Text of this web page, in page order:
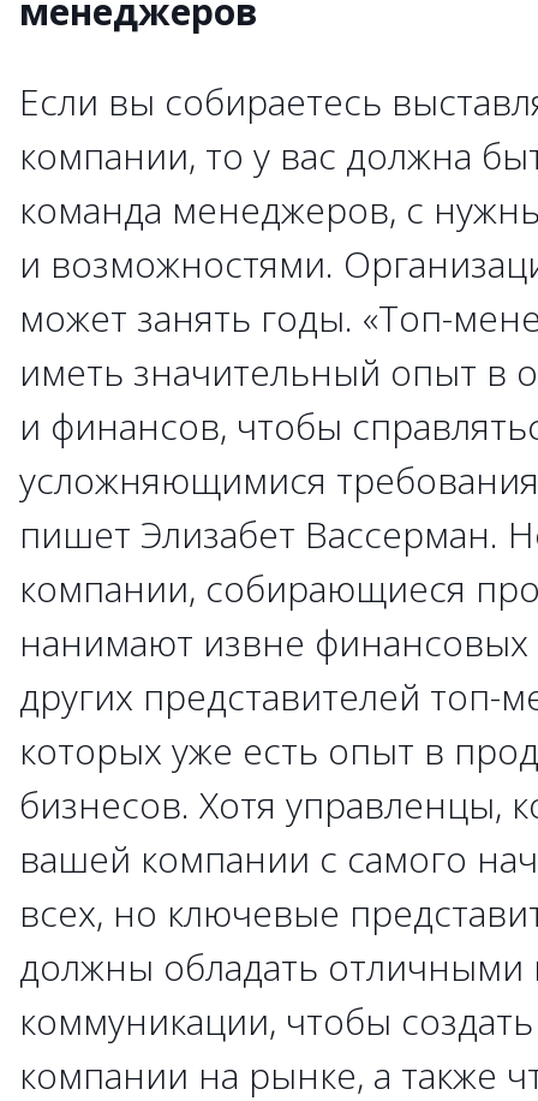
менеджеров
Если вы собираетесь
компании, то у вас должна
команда менеджеров, с
и возможностями.
может занять годы. «Топ-
иметь значительный опыт в
и финансов, чтобы
усложняющимися
пишет Элизабет Вассерман.
компании, собирающиеся
нанимают извне финансовых
других представителей топ-
которых уже есть опыт в
бизнесов. Хотя управленцы,
вашей компании с самого
всех, но ключевые
должны обладать отличными
коммуникации, чтобы
компании на рынке, а также